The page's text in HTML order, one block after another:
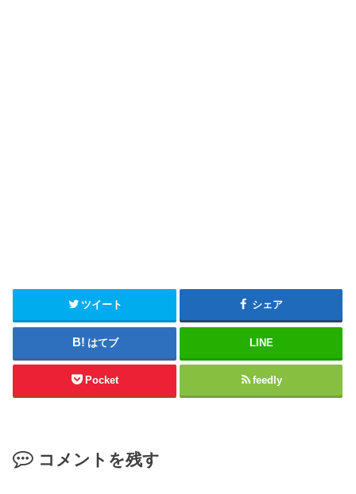
ツイート シェア
はてブ LINE
Pocket feedly
コメントを残す